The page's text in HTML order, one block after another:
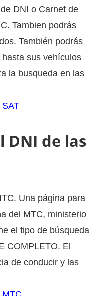
DNI o Carnet de
Tambien podrás
También podrás
sus vehículos
la busqueda en las
SAT
DNI de las
Una página para
del MTC, ministerio
el tipo de búsqueda
COMPLETO. El
de conducir y las